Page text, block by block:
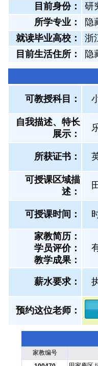
目前身份： 研
所学专业：
隐
就读毕业高校：
浙
目前生活住所：
隐
可教授科目：
自我描述、特长
展示 ：
所获证书 ：
可授课区域描
述：
可授课时间：
家教简历：
学员评价：
教学成果：
薪水要求：
预约这位老师：
家教编号